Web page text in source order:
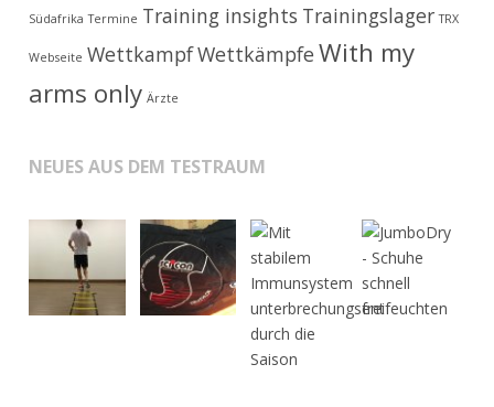
Südafrika Termine Training insights Trainingslager TRX
Webseite WettkampfWettkämpfeWith my
arms only Ärzte
NEUES AUS DEM TESTRAUM